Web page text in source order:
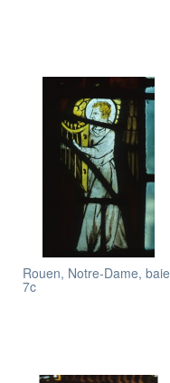
Rouen, Notre-Dame, baie
7c